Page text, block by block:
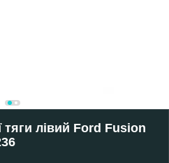
лівий Ford Fusion